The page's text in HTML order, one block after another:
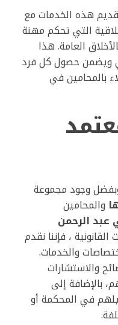
هذه الخدمات مع
التي تحكم مهنة
العامة. هذا
ويضمن حصول كل فرد
بالمحامين في
وجود مجموعة
والمحامين
عبد الرحمن
، فإننا نقدم
والخدمات.
والاستشارات
بالإضافة إلى
في المحكمة أو